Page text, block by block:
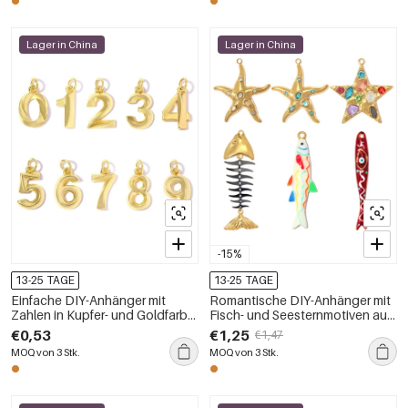
Lager in China
13-25 TAGE
Einfache DIY-Anhänger mit
Zahlen in Kupfer- und Goldfarbe
für Damen
€0,53
MOQ von 3 Stk.
-15%
Lager in China
13-25 TAGE
Romantische DIY-Anhänger mit
Fisch- und Seesternmotiven aus
Edelstahl, wasserdicht,
goldfarben
€1,25 €1,47
MOQ von 3 Stk.